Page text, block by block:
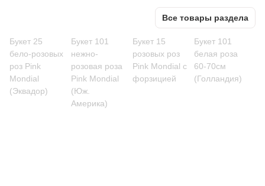
Все товары раздела
Букет 25
бело-розовых
роз Pink
Mondial
(Эквадор)
Букет 101
нежно-
розовая роза
Pink Mondial
(Юж.
Америка)
Букет 15
розовых роз
Pink Mondial с
форзицией
Букет 101
белая роза
60-70см
(Голландия)